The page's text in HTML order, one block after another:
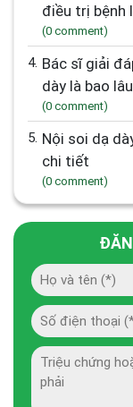
điều trị bệnh
(0 comment)
4. Bác sĩ giải đáp: Khoảng cách giữa 2 lần nội soi dạ
dày là bao
(0 comment)
5. Nội soi dạ dày giá bao nhiêu? Cập nhật bảng giá
chi tiết
(0 comment)